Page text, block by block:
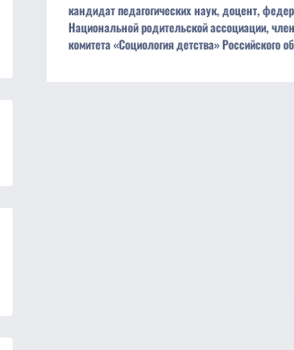
кандидат педагогических наук, доцент,
Национальной родительской ассоциации,
комитета «Социология детства» Российского